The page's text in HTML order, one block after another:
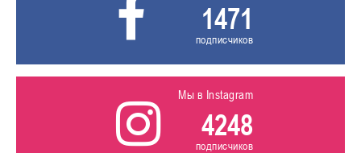
1471
подписчиков
Мы в Instagram
4248
подписчиков